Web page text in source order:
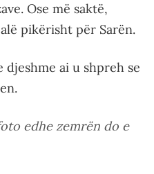
Ose më saktë,
pikërisht për Sarën.
ai u shpreh se
edhe zemrën do e